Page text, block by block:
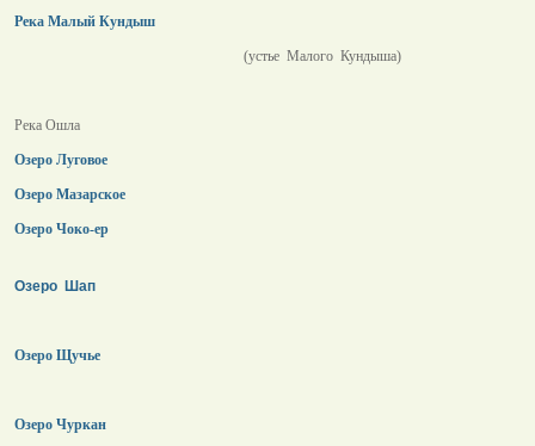
Река Малый Кундыш
(устье Малого Кундыша)
Река Ошла
Озеро Луговое
Озеро Мазарское
Озеро Чоко-ер
Озеро Шап
Озеро Щучье
Озеро Чуркан